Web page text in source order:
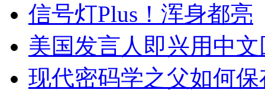
信号灯Plus！浑身都亮
美国发言人即兴用中
现代密码学之父如何